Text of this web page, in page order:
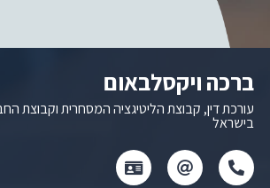
ברכה ויקסלבאום
עורכת דין, קבוצת הליטיגציה המסחרית וקבוצת
בישראל
Click
Click לחץ